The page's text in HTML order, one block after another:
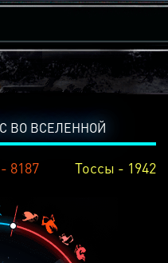
ВО ВСЕЛЕННОЙ
8187 Тоссы - 1942